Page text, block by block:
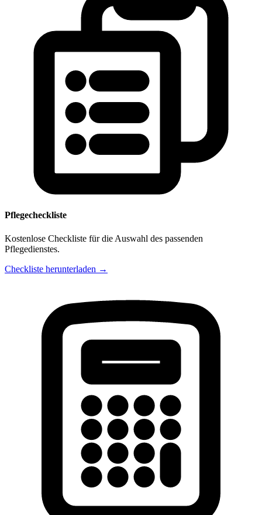
Pflegecheckliste
Kostenlose Checkliste für die Auswahl des passenden
Pflegedienstes.
Checkliste herunterladen →